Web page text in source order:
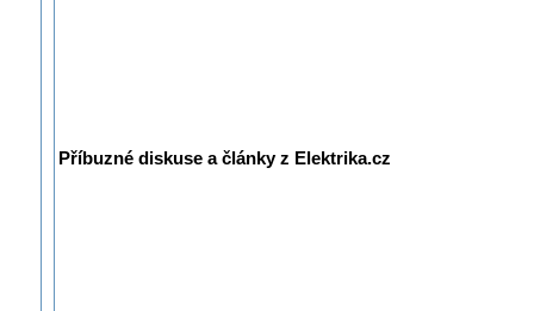
Příbuzné diskuse a články z Elektrika.cz